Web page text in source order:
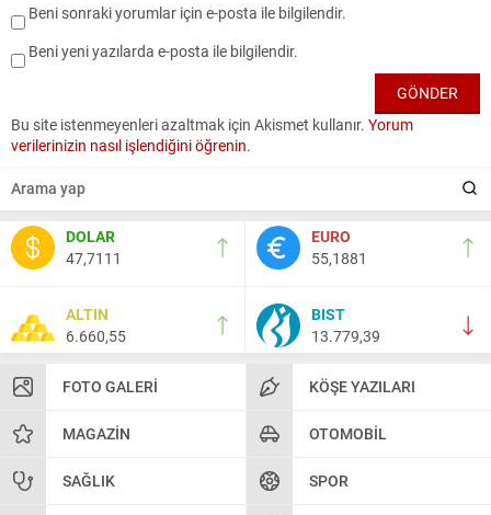
DOLAR
47,7111
EURO
55,1881
ALTIN
6.660,55
BIST
13.779,39
FOTO GALERI KÖŞE YAZILARI
MAGAZIN OTOMOBIL
SAĞLIK SPOR
Beni sonraki yorumlar için e-posta ile bilgilendir.
Beni yeni yazılarda e-posta ile bilgilendir.
Bu site istenmeyenleri azaltmak için Akismet kullanır. Yorum
verilerinizin nasıl işlendiğini öğrenin.